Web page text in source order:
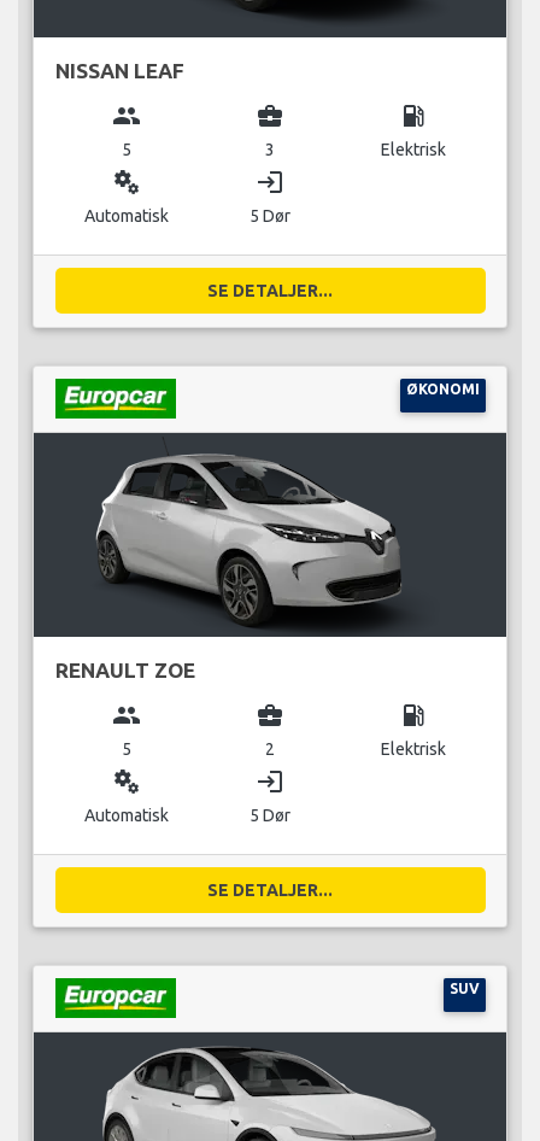
NISSAN LEAF
group
5
business_center
3
local_gas_station
Elektrisk
miscellaneous_services
Automatisk
login
5 Dør
SE DETALJER...
ØKONOMI
RENAULT ZOE
group
5
business_center
2
local_gas_station
Elektrisk
miscellaneous_services
Automatisk
login
5 Dør
SE DETALJER...
SUV